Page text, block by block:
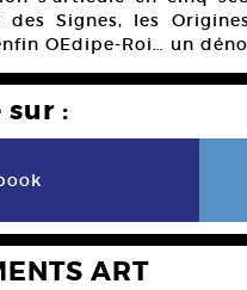
des Signes, les
OEdipe-Roi… un
:
ART